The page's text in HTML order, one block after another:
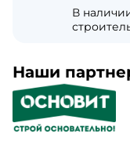
В
Наши